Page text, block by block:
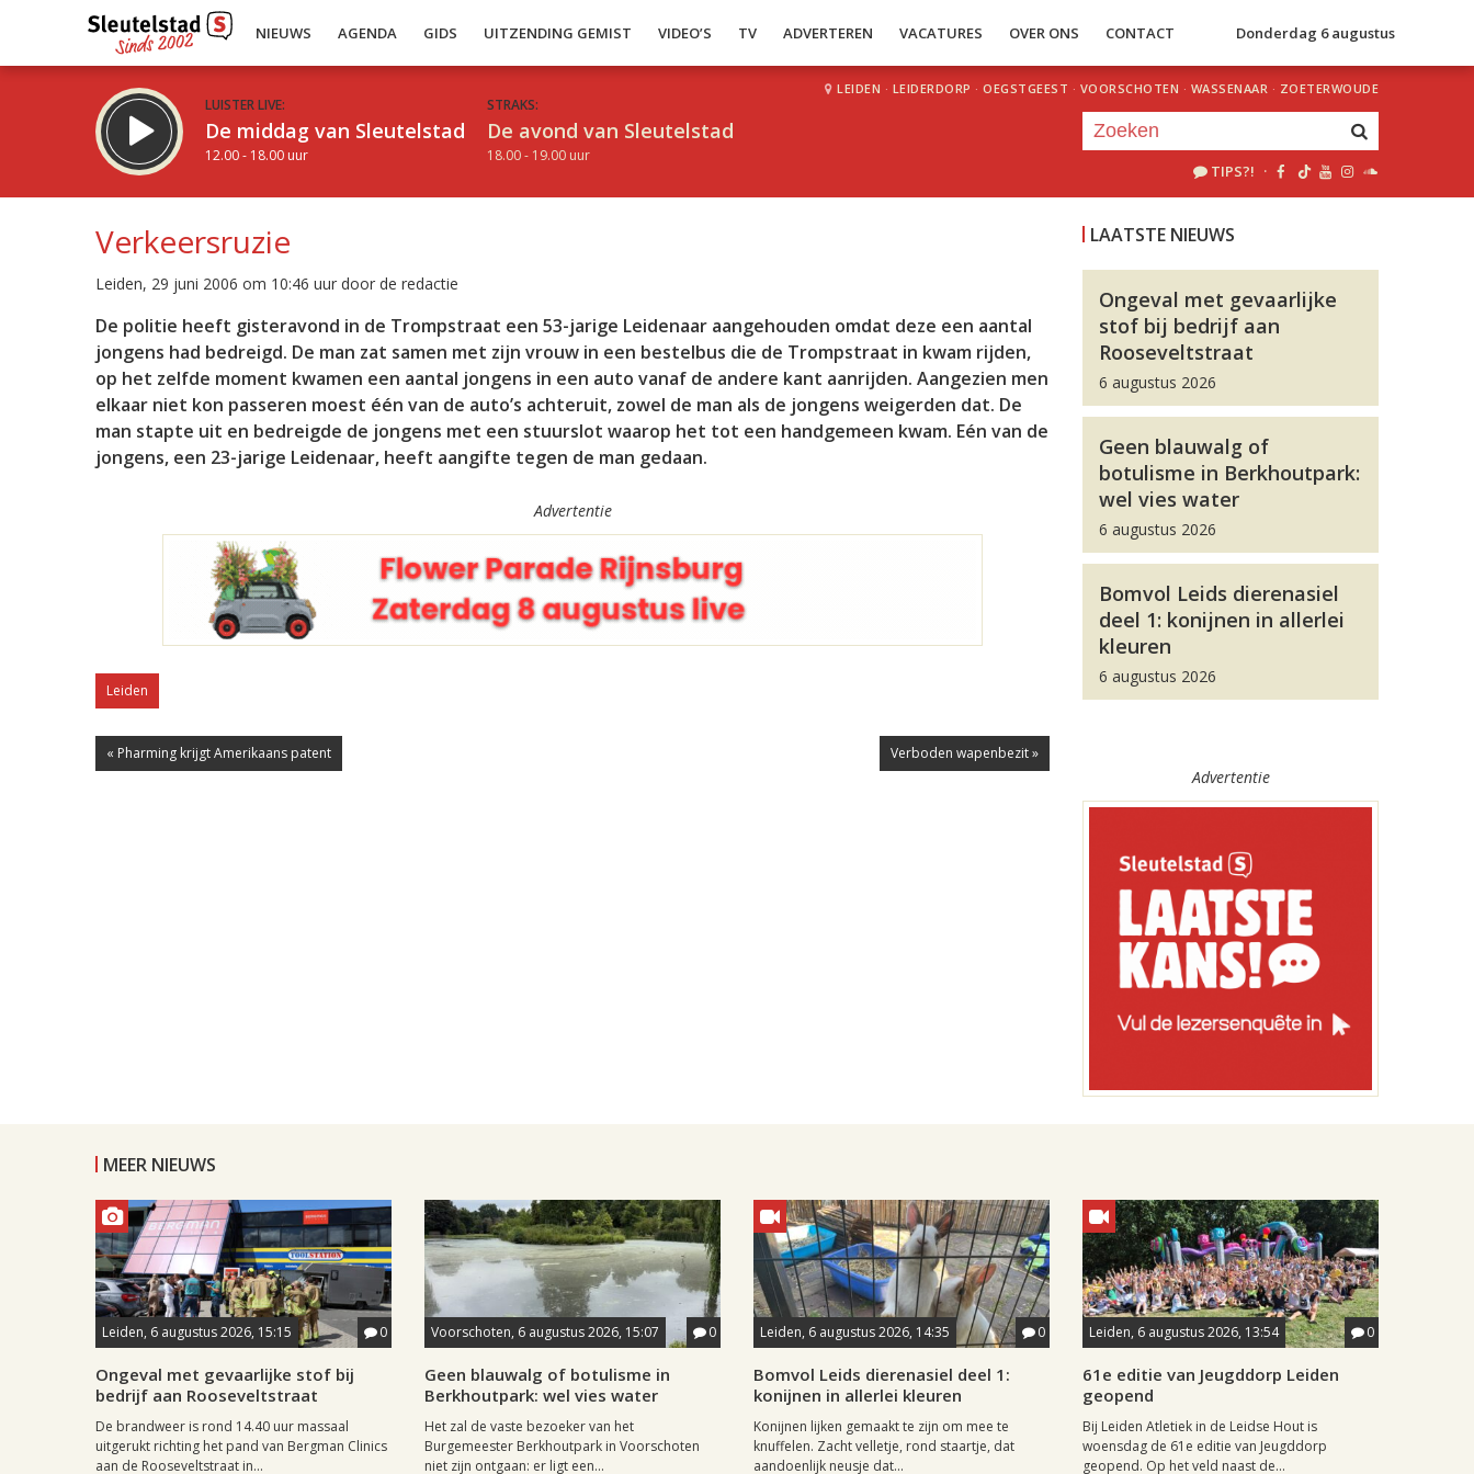
NIEUWS AGENDA GIDS UITZENDING GEMIST VIDEO’S TV ADVERTEREN VACATURES OVER ONS CONTACT Donderdag 6 augustus
LUISTER LIVE:
De middag van Sleutelstad
12.00 - 18.00 uur
STRAKS:
De avond van Sleutelstad
18.00 - 19.00 uur
LEIDEN · LEIDERDORP · OEGSTGEEST · VOORSCHOTEN · WASSENAAR · ZOETERWOUDE
TIPS?! ·
Inklappen
Verkeersruzie
Leiden, 29 juni 2006 om 10:46 uur door de redactie
De politie heeft gisteravond in de Trompstraat een 53-jarige Leidenaar aangehouden omdat deze een aantal
jongens had bedreigd. De man zat samen met zijn vrouw in een bestelbus die de Trompstraat in kwam rijden,
op het zelfde moment kwamen een aantal jongens in een auto vanaf de andere kant aanrijden. Aangezien men
elkaar niet kon passeren moest één van de auto’s achteruit, zowel de man als de jongens weigerden dat. De
man stapte uit en bedreigde de jongens met een stuurslot waarop het tot een handgemeen kwam. Eén van de
jongens, een 23-jarige Leidenaar, heeft aangifte tegen de man gedaan.
Advertentie
Leiden
« Pharming krijgt Amerikaans patent Verboden wapenbezit »
LAATSTE NIEUWS
Ongeval met gevaarlijke
stof bij bedrijf aan
Rooseveltstraat
6 augustus 2026
Geen blauwalg of
botulisme in Berkhoutpark:
wel vies water
6 augustus 2026
Bomvol Leids dierenasiel
deel 1: konijnen in allerlei
kleuren
6 augustus 2026
Advertentie
MEER NIEUWS
Leiden, 6 augustus 2026, 15:15 0
Ongeval met gevaarlijke stof bij
bedrijf aan Rooseveltstraat
De brandweer is rond 14.40 uur massaal
uitgerukt richting het pand van Bergman Clinics
aan de Rooseveltstraat in...
Voorschoten, 6 augustus 2026, 15:07 0
Geen blauwalg of botulisme in
Berkhoutpark: wel vies water
Het zal de vaste bezoeker van het
Burgemeester Berkhoutpark in Voorschoten
niet zijn ontgaan: er ligt een...
Leiden, 6 augustus 2026, 14:35 0
Bomvol Leids dierenasiel deel 1:
konijnen in allerlei kleuren
Konijnen lijken gemaakt te zijn om mee te
knuffelen. Zacht velletje, rond staartje, dat
aandoenlijk neusje dat...
Leiden, 6 augustus 2026, 13:54 0
61e editie van Jeugddorp Leiden
geopend
Bij Leiden Atletiek in de Leidse Hout is
woensdag de 61e editie van Jeugddorp
geopend. Op het veld naast de...